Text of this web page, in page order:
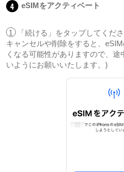
4 eSIMをアクティベート
1
「続ける」をタップしてくだ
キャンセルや削除をすると、
くなる可能性がありますので、
いようにお願いいたします。)